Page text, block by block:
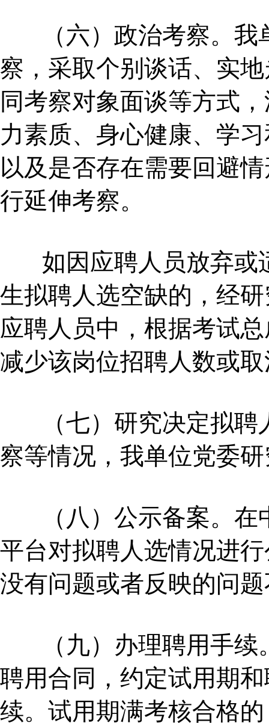
（六）政治考察。我
察，采取个别谈话、实
同考察对象面谈等方式
力素质、身心健康、学
以及是否存在需要回避
行延伸考察。
如因应聘人员放弃或
生拟聘人选空缺的，经
应聘人员中，根据考试
减少该岗位招聘人数或
（七）研究决定拟聘
察等情况，我单位党委
（八）公示备案。在
平台对拟聘人选情况进
没有问题或者反映的问
（九）办理聘用手续
聘用合同，约定试用期
续。试用期满考核合格